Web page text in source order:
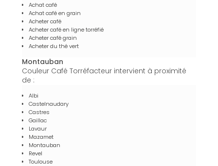
Achat café
Achat café en grain
Acheter café
Acheter café en ligne torréfié
Acheter café grain
Acheter du thé vert
Montauban
Couleur Café Torréfacteur intervient à proximité
de :
Albi
Castelnaudary
Castres
Gaillac
Lavaur
Mazamet
Montauban
Revel
Toulouse